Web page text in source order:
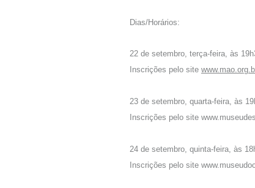
Dias/Horários:
22 de setembro, terça-feira, às
Inscrições pelo site
23 de setembro, quarta-feira, às
Inscrições pelo site
24 de setembro, quinta-feira, às
Inscrições pelo site